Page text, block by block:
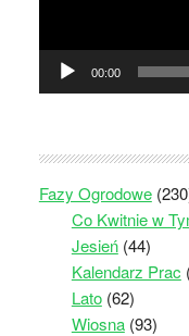
00:00
Fazy Ogrodowe
Co Kwitnie w
Jesień(44)
Kalendarz Prac
Lato(62)
Wiosna(93)